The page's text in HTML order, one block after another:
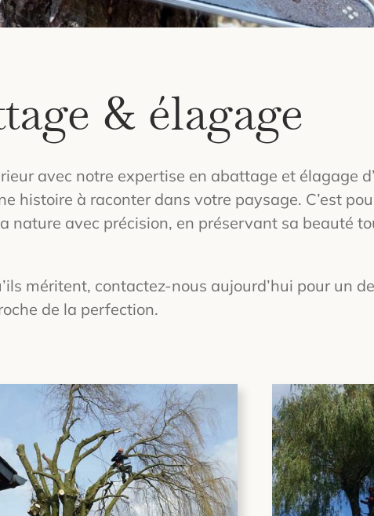
& élagage
avec notre expertise en abattage et élagage
histoire à raconter dans votre paysage. C’est
nature avec précision, en préservant sa beauté
méritent, contactez-nous aujourd’hui pour un
de la perfection.